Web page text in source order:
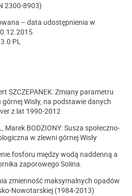
2300-8903)
– data udostępnienia w
PL
SZCZEPANEK: Zmiany parametru
Wisły, na podstawie danych
z lat 1990-2012
Marek BODZIONY: Susza społeczno-
w zlewni górnej Wisły
fosforu między wodą naddenną a
zaporowego Solina.
zmienność maksymalnych opadów
Nowotarskiej (1984-2013)